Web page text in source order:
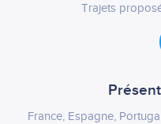
Trajets
France, Espagne,